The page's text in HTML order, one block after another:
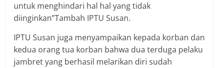
untuk menghindari hal hal yang tidak
diinginkan”Tambah IPTU Susan.
IPTU Susan juga menyampaikan kepada korban dan
kedua orang tua korban bahwa dua terduga pelaku
jambret yang berhasil melarikan diri sudah